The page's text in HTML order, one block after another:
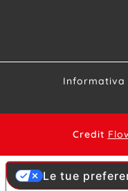
Informativa
Credit
Le tue